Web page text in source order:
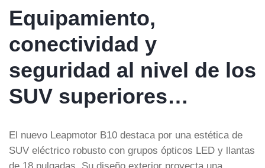
Equipamiento,
conectividad y
seguridad al nivel de los
SUV superiores…
El nuevo Leapmotor B10 destaca por una estética de
SUV eléctrico robusto con grupos ópticos LED y llantas
de 18 pulgadas. Su diseño exterior proyecta una